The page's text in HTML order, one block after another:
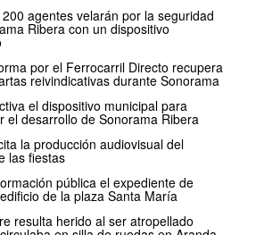
agentes velarán por la seguridad
Ribera con un dispositivo
por el Ferrocarril Directo recupera
reivindicativas durante Sonorama
el dispositivo municipal para
el desarrollo de Sonorama Ribera
la producción audiovisual del
las fiestas
pública el expediente de
de la plaza Santa María
resulta herido al ser atropellado